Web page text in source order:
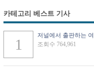
카테고리 베스트 기사
저널에서 출판하는
조회수 764,961